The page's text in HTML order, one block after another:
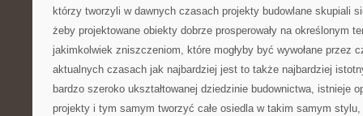
którzy tworzyli w dawnych czasach projekty budowlane skupiali
żeby projektowane obiekty dobrze prosperowały na określonym
jakimkolwiek zniszczeniom, które mogłyby być wywołane przez
aktualnych czasach jak najbardziej jest to także najbardziej
bardzo szeroko ukształtowanej dziedzinie budownictwa, istnieje
projekty i tym samym tworzyć całe osiedla w takim samym